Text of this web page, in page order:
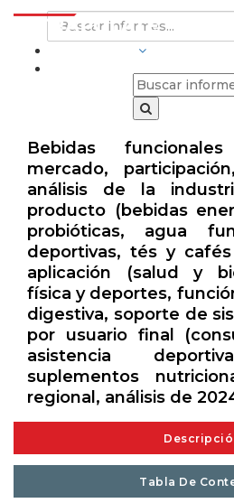
Bebidas
mercado,
análisis de la
producto (bebidas
probióticas, agua
deportivas, tés y
aplicación (salud y
física y deportes,
digestiva, soporte de
por usuario final
asistencia
suplementos
regional, análisis de
Tabla De